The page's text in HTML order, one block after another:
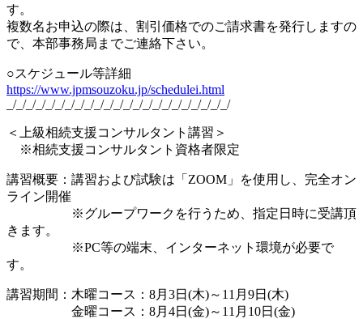
す。
複数名お申込の際は、割引価格でのご請求書を発行しますの
で、本部事務局までご連絡下さい。
○スケジュール等詳細
https://www.jpmsouzoku.jp/schedulei.html
_/_/_/_/_/_/_/_/_/_/_/_/_/_/_/_/_/_/_/_/_/_/_/
＜上級相続支援コンサルタント講習＞
※相続支援コンサルタント資格者限定
講習概要：講習および試験は「ZOOM」を使用し、完全オン
ライン開催
※グループワークを行うため、指定日時に受講頂
きます。
※PC等の端末、インターネット環境が必要で
す。
講習期間：木曜コース：8月3日(木)～11月9日(木)
金曜コース：8月4日(金)～11月10日(金)